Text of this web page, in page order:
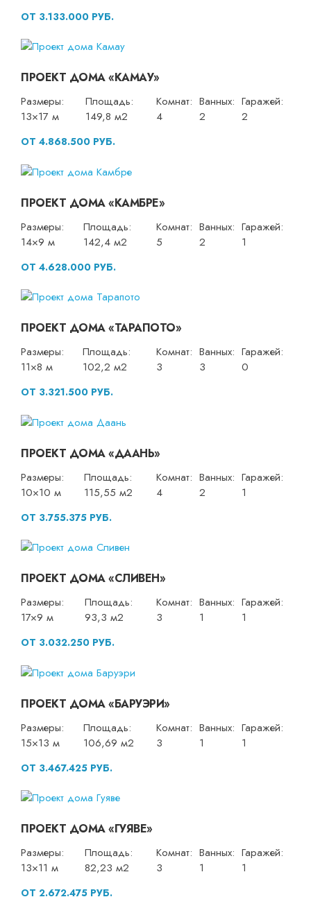
ОТ 3.133.000 РУБ.
ПРОЕКТ ДОМА «КАМАУ»
Размеры:
13×17 м
Площадь:
149,8 м2
Комнат:
4
Ванных:
2
Гаражей:
2
ОТ 4.868.500 РУБ.
ПРОЕКТ ДОМА «КАМБРЕ»
Размеры:
14×9 м
Площадь:
142,4 м2
Комнат:
5
Ванных:
2
Гаражей:
1
ОТ 4.628.000 РУБ.
ПРОЕКТ ДОМА «ТАРАПОТО»
Размеры:
11×8 м
Площадь:
102,2 м2
Комнат:
3
Ванных:
3
Гаражей:
0
ОТ 3.321.500 РУБ.
ПРОЕКТ ДОМА «ДААНЬ»
Размеры:
10×10 м
Площадь:
115,55 м2
Комнат:
4
Ванных:
2
Гаражей:
1
ОТ 3.755.375 РУБ.
ПРОЕКТ ДОМА «СЛИВЕН»
Размеры:
17×9 м
Площадь:
93,3 м2
Комнат:
3
Ванных:
1
Гаражей:
1
ОТ 3.032.250 РУБ.
ПРОЕКТ ДОМА «БАРУЭРИ»
Размеры:
15×13 м
Площадь:
106,69 м2
Комнат:
3
Ванных:
1
Гаражей:
1
ОТ 3.467.425 РУБ.
ПРОЕКТ ДОМА «ГУЯВЕ»
Размеры:
13×11 м
Площадь:
82,23 м2
Комнат:
3
Ванных:
1
Гаражей:
1
ОТ 2.672.475 РУБ.